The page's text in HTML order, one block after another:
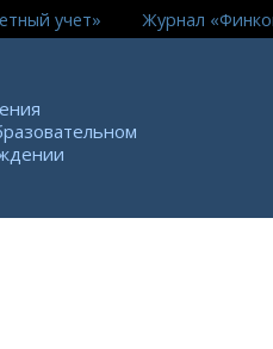
учет» Журнал